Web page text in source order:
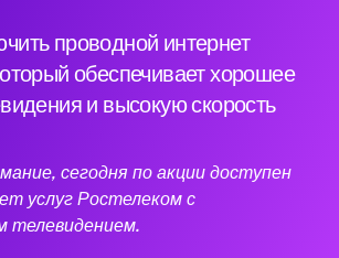
проводной интернет
обеспечивает хорошее
и высокую скорость
сегодня по акции доступен
услуг Ростелеком с
телевидением.